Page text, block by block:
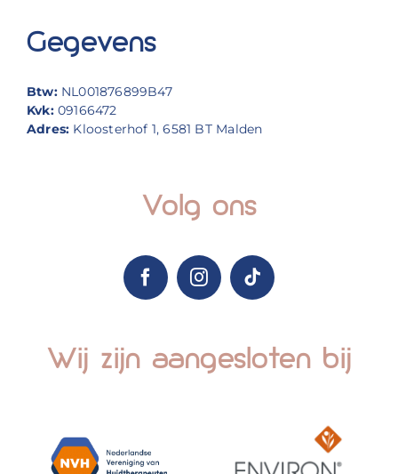
Gegevens
Btw: NL001876899B47
Kvk:09166472
Adres: Kloosterhof 1, 6581 BT Malden
Volg ons
Wij zijn aangesloten bij